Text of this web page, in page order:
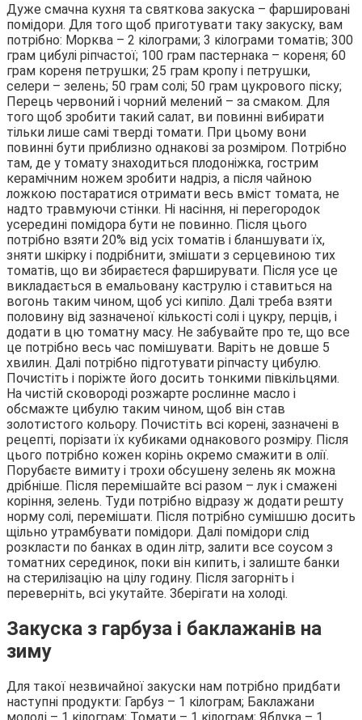
Дуже смачна кухня та святкова закуска – фаршировані
помідори. Для того щоб приготувати таку закуску, вам
потрібно: Морква – 2 кілограми; 3 кілограми томатів; 300
грам цибулі ріпчастої; 100 грам пастернака – кореня; 60
грам кореня петрушки; 25 грам кропу і петрушки,
селери – зелень; 50 грам солі; 50 грам цукрового піску;
Перець червоний і чорний мелений – за смаком. Для
того щоб зробити такий салат, ви повинні вибирати
тільки лише самі тверді томати. При цьому вони
повинні бути приблизно однакові за розміром. Потрібно
там, де у томату знаходиться плодоніжка, гострим
керамічним ножем зробити надріз, а після чайною
ложкою постаратися отримати весь вміст томата, не
надто травмуючи стінки. Ні насіння, ні перегородок
усередині помідора бути не повинно. Після цього
потрібно взяти 20% від усіх томатів і бланшувати їх,
зняти шкірку і подрібнити, змішати з серцевиною тих
томатів, що ви збираєтеся фарширувати. Після усе це
викладається в емальовану каструлю і ставиться на
вогонь таким чином, щоб усі кипіло. Далі треба взяти
половину від зазначеної кількості солі і цукру, перців, і
додати в цю томатну масу. Не забувайте про те, що все
це потрібно весь час помішувати. Варіть не довше 5
хвилин. Далі потрібно підготувати ріпчасту цибулю.
Почистіть і поріжте його досить тонкими півкільцями.
На чистій сковороді розжарте рослинне масло і
обсмажте цибулю таким чином, щоб він став
золотистого кольору. Почистіть всі корені, зазначені в
рецепті, порізати їх кубиками однакового розміру. Після
цього потрібно кожен корінь окремо смажити в олії.
Порубаєте вимиту і трохи обсушену зелень як можна
дрібніше. Після перемішайте всі разом – лук і смажені
коріння, зелень. Туди потрібно відразу ж додати решту
норму солі, перемішати. Після потрібно сумішшю досить
щільно утрамбувати помідори. Далі помідори слід
розкласти по банках в один літр, залити все соусом з
томатних серединок, поки він кипить, і залиште банки
на стерилізацію на цілу годину. Після загорніть і
переверніть, всі укутайте. Зберігати на холоді.
Закуска з гарбуза і баклажанів на
зиму
Для такої незвичайної закуски нам потрібно придбати
наступні продукти: Гарбуз – 1 кілограм; Баклажани
молоді – 1 кілограм; Томати – 1 кілограм; Яблука – 1